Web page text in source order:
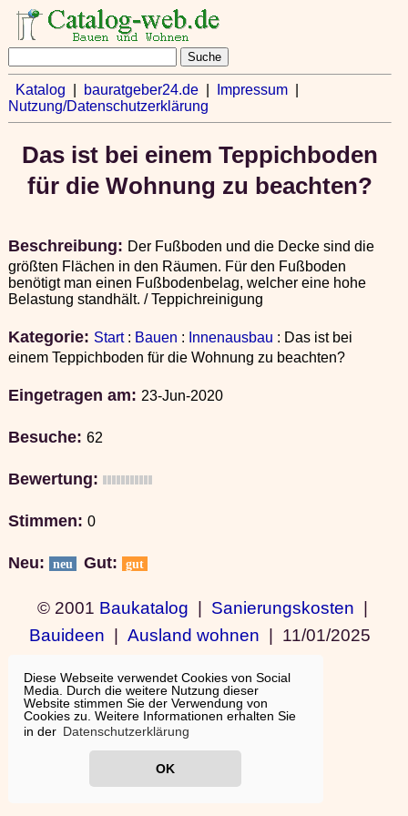
Diese Webseite verwendet Cookies von Social
Media. Durch die weitere Nutzung dieser
Website stimmen Sie der Verwendung von
Cookies zu. Weitere Informationen erhalten Sie
in der Datenschutzerklärung
OK
Katalog bauratgeber24.de| Impressum|
Nutzung/Datenschutzerklärung
Das ist bei einem Teppichboden
für die Wohnung zu beachten?
Beschreibung: Der Fußboden und die Decke sind die
größten Flächen in den Räumen. Für den Fußboden
benötigt man einen Fußbodenbelag, welcher eine hohe
Belastung standhält. / Teppichreinigung
Kategorie: Start: Bauen : Innenausbau : Das ist bei
einem Teppichboden für die Wohnung zu beachten?
Eingetragen am: 23-Jun-2020
Besuche: 62
Bewertung:
Stimmen: 0
Neu: neu Gut: gut
© 2001 Baukatalog | Sanierungskosten |
Bauideen | Ausland wohnen | 11/01/2025